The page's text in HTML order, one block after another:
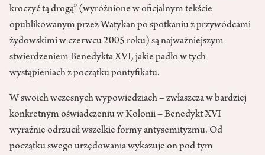
kroczyć tą drogą” (wyróżnione w oficjalnym tekście
opublikowanym przez Watykan po spotkaniu z przywódcami
żydowskimi w czerwcu 2005 roku) są najważniejszym
stwierdzeniem Benedykta XVI, jakie padło w tych
wystąpieniach z początku pontyfikatu.
W swoich wczesnych wypowiedziach – zwłaszcza w bardziej
konkretnym oświadczeniu w Kolonii – Benedykt XVI
wyraźnie odrzucił wszelkie formy antysemityzmu. Od
początku swego urzędowania wykazuje on pod tym